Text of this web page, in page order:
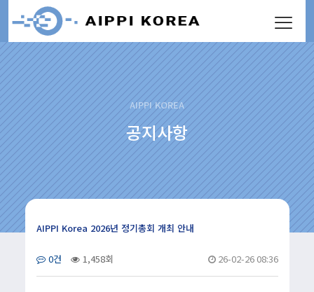
AIPPI KOREA
공지사항
AIPPI Korea 2026년 정기총회 개최 안내
0건 1,458회 26-02-26 08:36